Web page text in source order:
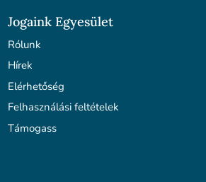
Jogaink Egyesület
Rólunk
Hírek
Elérhetőség
Felhasználási feltételek
Támogass